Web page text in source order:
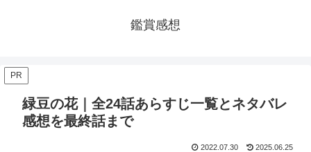
鑑賞感想
PR
緑豆の花｜全24話あらすじ一覧とネタバレ
感想を最終話まで
2022.07.30 2025.06.25